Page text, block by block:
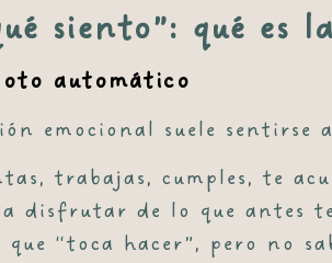
siento”: qué es
automático
emocional suele sentirse
trabajas, cumples, te
disfrutar de lo que antes
que “toca hacer”, pero no